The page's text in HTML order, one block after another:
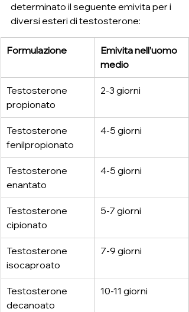
determinato il seguente emivita per i
diversi esteri di testosterone:
Formulazione
Emivita nell’uomo
medio
Testosterone
propionato
2-3 giorni
Testosterone
fenilpropionato
4-5 giorni
Testosterone
enantato
4-5 giorni
Testosterone
cipionato
5-7 giorni
Testosterone
isocaproato
7-9 giorni
Testosterone
decanoato
10-11 giorni